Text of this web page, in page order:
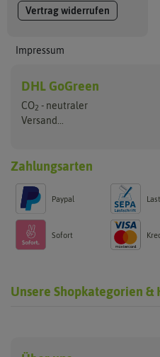
Vertrag widerrufen
Impressum
DHL GoGreen
CO2 - neutraler
Versand...
Zahlungsarten
Paypal
Sofort
Unsere Shopkategorien &